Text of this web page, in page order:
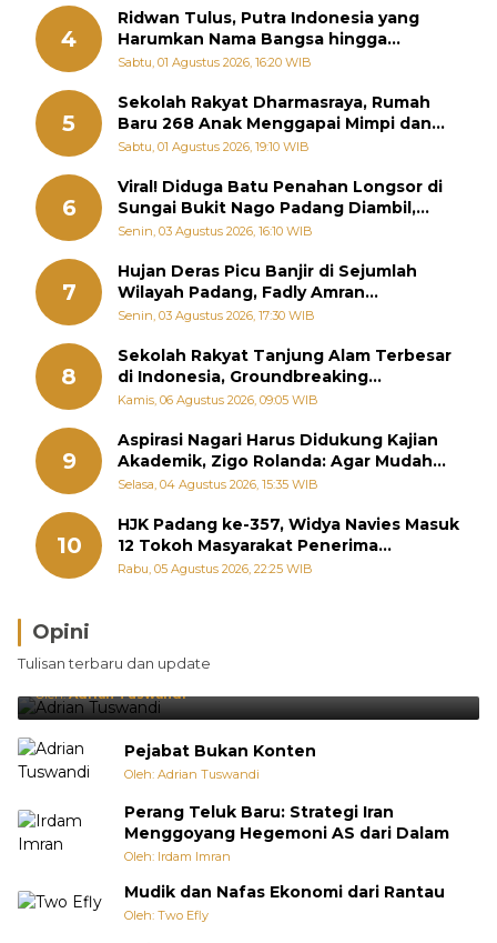
4
Ridwan Tulus, Putra Indonesia yang
Harumkan Nama Bangsa hingga
Diabadikan dalam Buku Jepang
Sabtu, 01 Agustus 2026, 16:20 WIB
5
Sekolah Rakyat Dharmasraya, Rumah
Baru 268 Anak Menggapai Mimpi dan
Memutus Rantai Kemiskinan
Sabtu, 01 Agustus 2026, 19:10 WIB
6
Viral! Diduga Batu Penahan Longsor di
Sungai Bukit Nago Padang Diambil,
Warga Khawatir Bencana Terulang
Senin, 03 Agustus 2026, 16:10 WIB
7
Hujan Deras Picu Banjir di Sejumlah
Wilayah Padang, Fadly Amran
Perintahkan OPD Siaga
Senin, 03 Agustus 2026, 17:30 WIB
8
Sekolah Rakyat Tanjung Alam Terbesar
di Indonesia, Groundbreaking
September
Kamis, 06 Agustus 2026, 09:05 WIB
9
Aspirasi Nagari Harus Didukung Kajian
Akademik, Zigo Rolanda: Agar Mudah
Diperjuangkan di Kementerian
Selasa, 04 Agustus 2026, 15:35 WIB
10
HJK Padang ke-357, Widya Navies Masuk
12 Tokoh Masyarakat Penerima
Penghargaan Pemko Padang
Rabu, 05 Agustus 2026, 22:25 WIB
Opini
Tulisan terbaru dan update
Brasil Lebih Diunggulkan, tetapi Jepang Selalu
Punya Cara Membuat Kejutan
Oleh:Adrian Tuswandi
Pejabat Bukan Konten
Oleh: Adrian Tuswandi
Perang Teluk Baru: Strategi Iran
Menggoyang Hegemoni AS dari Dalam
Oleh: Irdam Imran
Mudik dan Nafas Ekonomi dari Rantau
Oleh: Two Efly